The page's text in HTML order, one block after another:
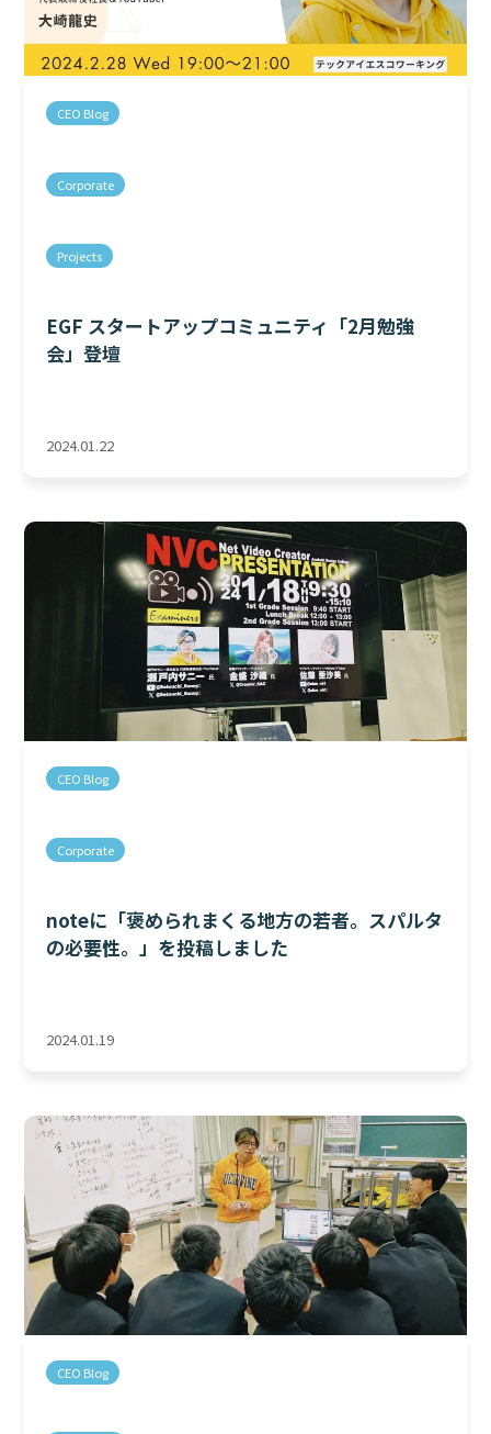
CEO Blog
Corporate
Projects
EGF スタートアップコミュニティ「2月勉強
会」登壇
2024.01.22
CEO Blog
Corporate
noteに「褒められまくる地方の若者。スパルタ
の必要性。」を投稿しました
2024.01.19
CEO Blog